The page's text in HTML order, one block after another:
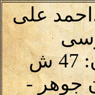
على
العنوان: 47 ش
جوهر -